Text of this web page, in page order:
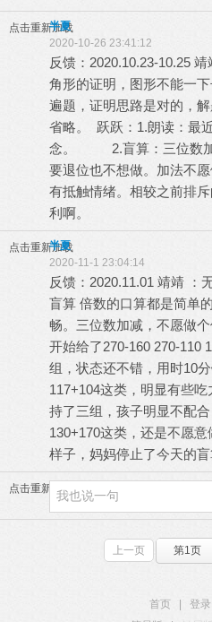
点击重新加载
半夏
2020-10-26 23:41:12
反馈：2020.10.23-10.25
角形的证明，图形不能一
遍题，证明思路是对的，
省略。 跃跃：1.朗读：最
念。 2.盲算：三位数加
要退位也不想做。加法不
有抵触情绪。相较之前排
利啊。
点击重新加载
半夏
2020-11-1 23:04:14
反馈：2020.11.01 靖靖
盲算 倍数的口算都是简单
畅。三位数加减，不愿做
开始给了270-160 270-110
组，状态还不错，用时10
117+104这类，明显有些
持了三组，孩子明显不配
130+170这类，还是不愿
样子，妈妈停止了今天的盲
点击重新加载
上一页 第1页
首页 登录